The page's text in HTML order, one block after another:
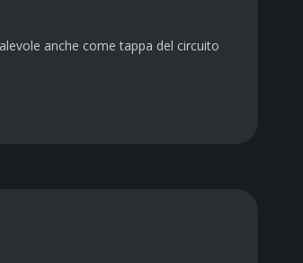
anche come tappa del circuito